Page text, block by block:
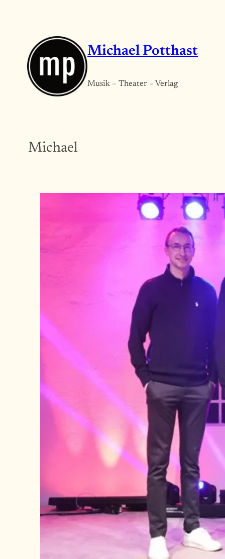
Michael Potthast
Musik – Theater – Verlag
Michael